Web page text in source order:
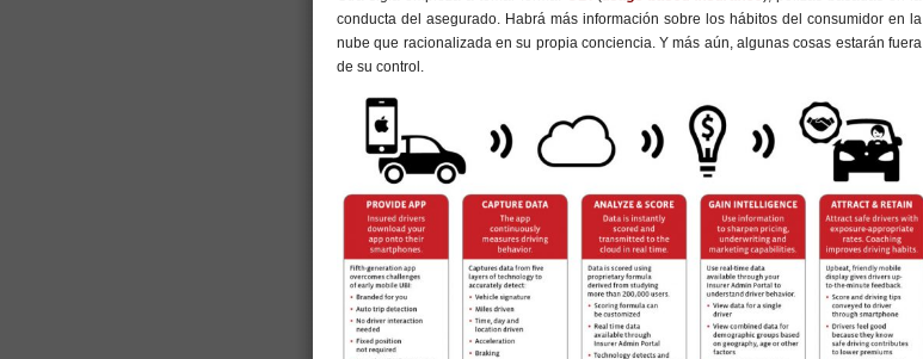
conducta del asegurado. Habrá más información sobre los hábitos del consumidor en la
nube que racionalizada en su propia conciencia. Y más aún, algunas cosas estarán fuera
de su control.